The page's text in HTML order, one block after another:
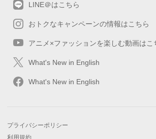
LINE＠はこちら
おトクなキャンペーンの情報はこちら
アニメ×ファッションを楽しむ動画はこ
What's New in English
What's New in English
プライバシーポリシー
利用規約